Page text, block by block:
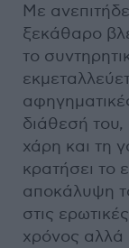
Με
ξεκάθαρο
το
διάθεσή του,
χάρη και τη
κρατήσει το
αποκάλυψη
στις
χρόνος αλλά